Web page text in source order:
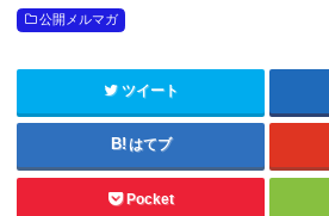
公開メルマガ
ツイート
はてブ
Pocket